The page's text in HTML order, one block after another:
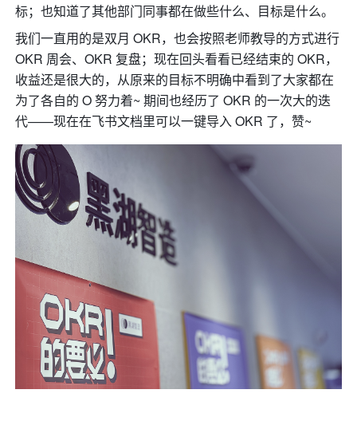
标；也知道了其他部门同事都在做些什么、目标是什么。
我们一直用的是双月 OKR，也会按照老师教导的方式进行
OKR 周会、OKR 复盘；现在回头看看已经结束的 OKR，
收益还是很大的，从原来的目标不明确中看到了大家都在
为了各自的 O 努力着~ 期间也经历了 OKR 的一次大的迭
代——现在在飞书文档里可以一键导入 OKR 了，赞~